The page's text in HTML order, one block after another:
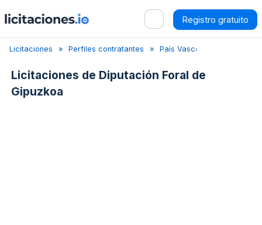
Registro gratuito
Licitaciones Perfiles contratantes País Vasco
Licitaciones de Diputación Foral de
Gipuzkoa